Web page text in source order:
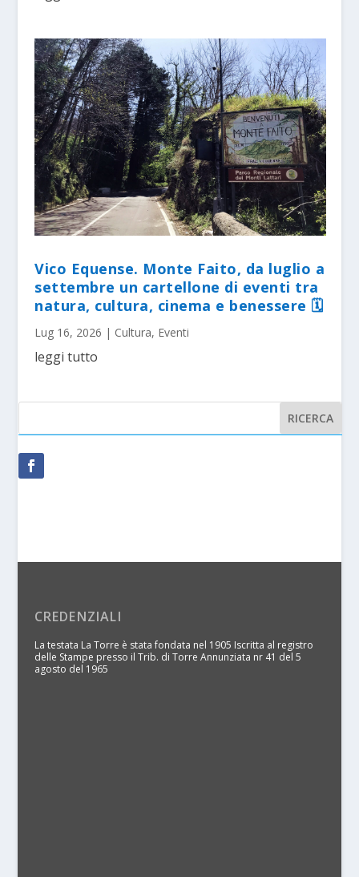
Vico Equense. Monte Faito, da luglio a
settembre un cartellone di eventi tra
natura, cultura, cinema e benessere 🗓
Lug 16, 2026 | Cultura, Eventi
leggi tutto
CREDENZIALI
La testata La Torre è stata fondata nel 1905 Iscritta al registro
delle Stampe presso il Trib. di Torre Annunziata nr 41 del 5
agosto del 1965